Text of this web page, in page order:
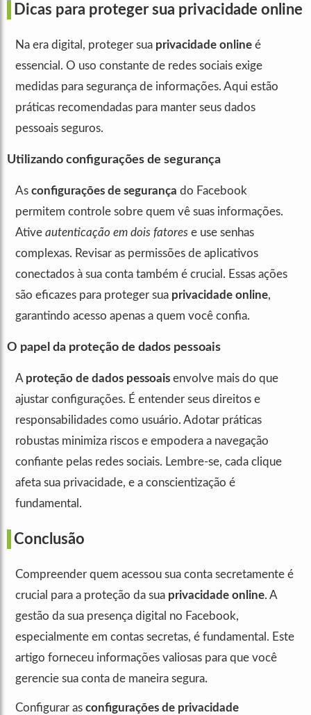
Dicas para proteger sua privacidade online
Na era digital, proteger sua privacidade online é
essencial. O uso constante de redes sociais exige
medidas para segurança de informações. Aqui estão
práticas recomendadas para manter seus dados
pessoais seguros.
Utilizando configurações de segurança
As configurações de segurança do Facebook
permitem controle sobre quem vê suas informações.
Ative autenticação em dois fatores e use senhas
complexas. Revisar as permissões de aplicativos
conectados à sua conta também é crucial. Essas ações
são eficazes para proteger sua privacidade online,
garantindo acesso apenas a quem você confia.
O papel da proteção de dados pessoais
A proteção de dados pessoais envolve mais do que
ajustar configurações. É entender seus direitos e
responsabilidades como usuário. Adotar práticas
robustas minimiza riscos e empodera a navegação
confiante pelas redes sociais. Lembre-se, cada clique
afeta sua privacidade, e a conscientização é
fundamental.
Conclusão
Compreender quem acessou sua conta secretamente é
crucial para a proteção da sua privacidade online. A
gestão da sua presença digital no Facebook,
especialmente em contas secretas, é fundamental. Este
artigo forneceu informações valiosas para que você
gerencie sua conta de maneira segura.
Configurar as configurações de privacidade